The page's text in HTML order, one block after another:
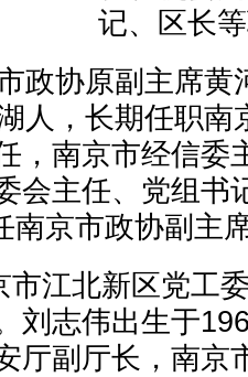
记、区长
协原副主席黄
人，长期任职南
，南京市经信委
会主任、党组书
南京市政协副主
江北新区党工委
刘志伟出生于
厅副厅长，南京